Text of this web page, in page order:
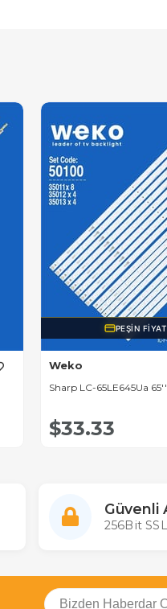
PEŞIN
Weko
Sharp LC-65LE645Ua
$33.33
Güvenli
256Bit